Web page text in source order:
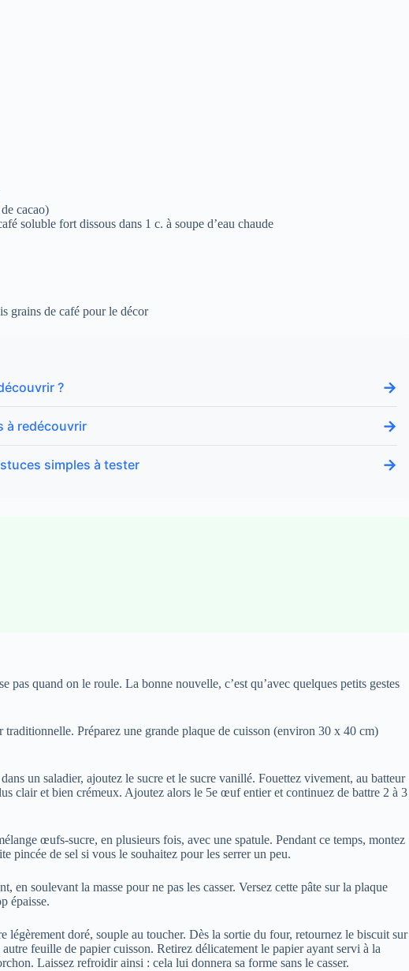
cacao)
soluble fort dissous dans 1 c. à soupe d’eau chaude
grains de café pour le décor
? →
à redécouvrir →
simples à tester →
pas quand on le roule. La bonne nouvelle, c’est qu’avec quelques petits gestes
Préparez une grande plaque de cuisson (environ 30 x 40 cm)
un saladier, ajoutez le sucre et le sucre vanillé. Fouettez vivement, au batteur
clair et bien crémeux. Ajoutez alors le 5e œuf entier et continuez de battre 2 à 3
œufs-sucre, en plusieurs fois, avec une spatule. Pendant ce temps, montez
pincée de sel si vous le souhaitez pour les serrer un peu.
en soulevant la masse pour ne pas les casser. Versez cette pâte sur la plaque
épaisse.
doré, souple au toucher. Dès la sortie du four, retournez le biscuit sur
feuille de papier cuisson. Retirez délicatement le papier ayant servi à la
Laissez refroidir ainsi : cela lui donnera sa forme sans le casser.